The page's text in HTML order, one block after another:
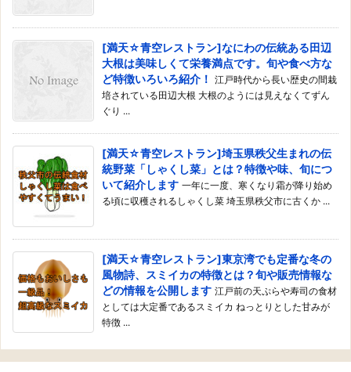
[満天☆青空レストラン]なにわの伝統ある田辺
大根は美味しくて栄養満点です。旬や食べ方な
ど特徴いろいろ紹介！ 江戸時代から長い歴史の間栽
培されている田辺大根 大根のようには見えなくてずん
ぐり ...
[満天☆青空レストラン]埼玉県秩父生まれの伝
統野菜「しゃくし菜」とは？特徴や味、旬につ
いて紹介します 一年に一度、寒くなり霜が降り始め
る頃に収穫されるしゃくし菜 埼玉県秩父市に古くか ...
[満天☆青空レストラン]東京湾でも定番な冬の
風物詩、スミイカの特徴とは？旬や販売情報な
どの情報を公開します 江戸前の天ぷらや寿司の食材
としては大定番であるスミイカ ねっとりとした甘みが
特徴 ...